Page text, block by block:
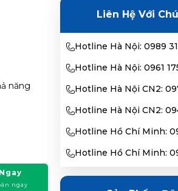
năng
ngay
Liên Hệ Với
Hotline Hà Nội: 0989
Hotline Hà Nội: 0961
Hotline Hà Nội CN2:
Hotline Hà Nội CN2:
Hotline Hồ Chí Minh:
Hotline Hồ Chí Minh: